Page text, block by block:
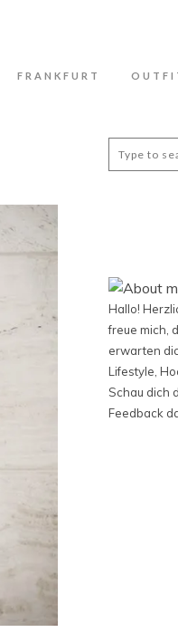
FRANKFURT
Search
for:
Hallo!
freue mich,
erwarten
Lifestyle,
Schau dich
Feedback